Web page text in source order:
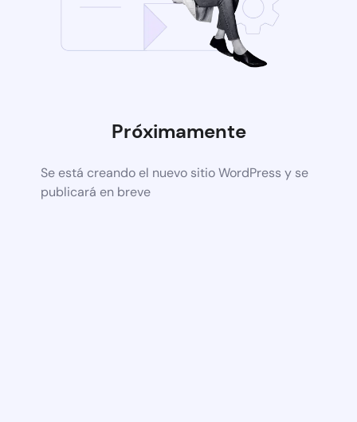
Próximamente
Se está creando el nuevo sitio WordPress y se
publicará en breve